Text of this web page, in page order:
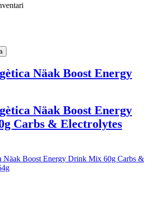
Näak Boost Energy
Näak Boost Energy
Carbs & Electrolytes